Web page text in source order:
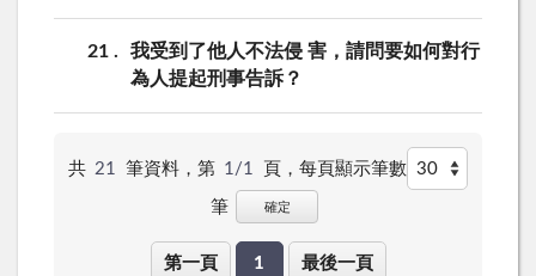
21
我受到了他人不法侵 害，請問要如何對行
為人提起刑事告訴？
共 21 筆資料，第 1/1 頁， 每頁顯示筆數
筆 確定
第一頁 1 最後一頁